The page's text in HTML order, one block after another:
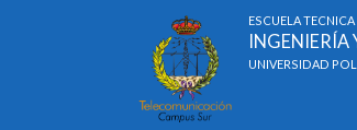
ESCUELA
UNIVERSIDAD